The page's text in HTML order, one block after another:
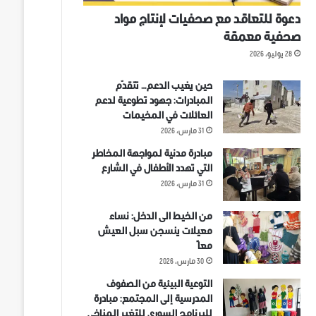
دعوة للتعاقد مع صحفيات لإنتاج مواد
صحفية معمقة
28 يوليو، 2026
حين يغيب الدعم… تتقدّم
المبادرات: جهود تطوعية لدعم
العائلات في المخيمات
31 مارس، 2026
مبادرة مدنية لمواجهة المخاطر
التي تهدد الأطفال في الشارع
31 مارس، 2026
من الخيط الى الدخل: نساء
معيلات ينسجن سبل العيش
معاً
30 مارس، 2026
التوعية البيئية من الصفوف
المدرسية إلى المجتمع: مبادرة